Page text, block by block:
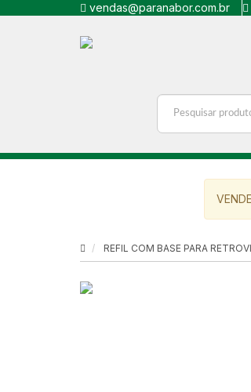
vendas@paranabor.com.br
REFIL COM BASE PARA